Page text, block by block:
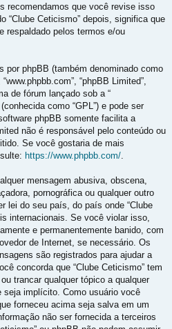
recomendamos que você revise isso
“Clube Ceticismo” depois, significa que
respaldado pelos termos e/ou
por phpBB (também denominado como
“phpBB Limited”,
de fórum lançado sob a “
(conhecida como “GPL”) e pode ser
software phpBB somente facilita a
não é responsável pelo conteúdo ou
Se você gostaria de mais
https://www.phpbb.com/
mensagem abusiva, obscena,
pornográfica ou qualquer outro
lei do seu país, do país onde “Clube
internacionais. Se você violar isso,
e permanentemente banido, com
de Internet, se necessário. Os
são registrados para ajudar a
concorda que “Clube Ceticismo” tem
trancar qualquer tópico a qualquer
seja implícito. Como usuário você
forneceu acima seja salva em um
não ser fornecida a terceiros